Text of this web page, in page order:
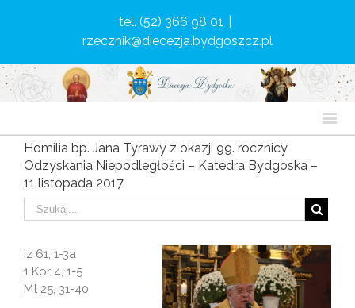
tel. (52) 366 98 01
rzecznik@diecezja.bydgoszcz.pl
Homilia bp. Jana Tyrawy z okazji 99. rocznicy
Odzyskania Niepodległości – Katedra Bydgoska –
11 listopada 2017
Iz 61, 1-3a
1 Kor 4, 1-5
Mt 25, 31-40